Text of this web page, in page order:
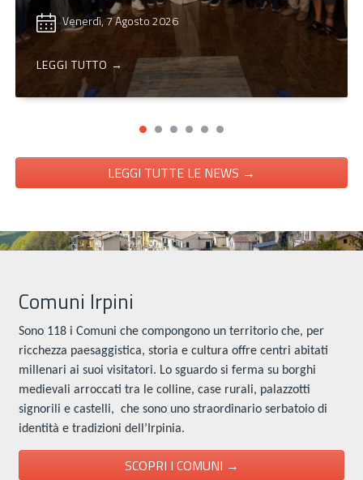
Venerdì, 7 Agosto 2026
LEGGI TUTTO →
LEGGI TUTTE LE NEWS →
Comuni Irpini
Sono 118 i Comuni che compongono un territorio che, per
ricchezza paesaggistica, storia e cultura offre centri abitati
millenari ai suoi visitatori. Lo sguardo si ferma su borghi
medievali arroccati tra le colline, case rurali, palazzotti
signorili e castelli, che sono uno straordinario serbatoio di
identità e tradizioni dell’Irpinia.
SCOPRI I COMUNI →